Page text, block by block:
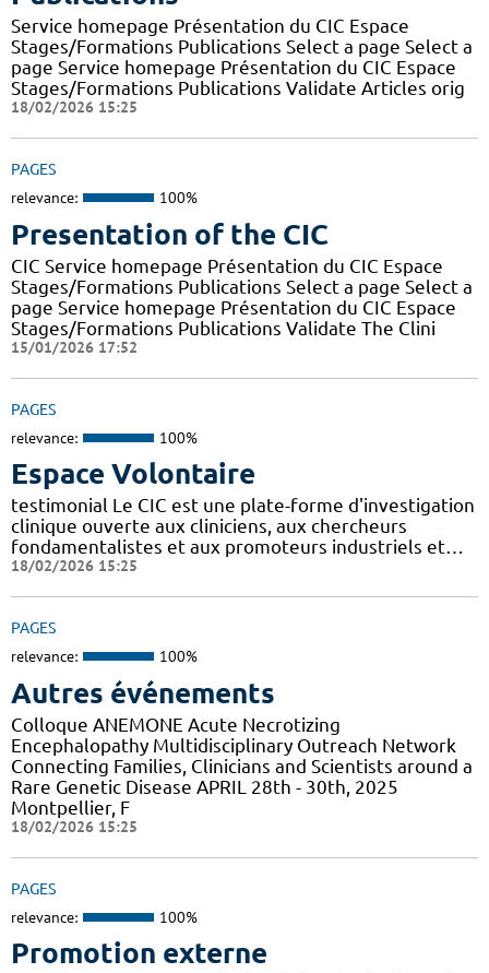
Service homepage Présentation du CIC Espace
Stages/Formations Publications Select a page Select a
page Service homepage Présentation du CIC Espace
Stages/Formations Publications Validate Articles orig
18/02/2026 15:25
PAGES
relevance: 100%
Presentation of the CIC
CIC Service homepage Présentation du CIC Espace
Stages/Formations Publications Select a page Select a
page Service homepage Présentation du CIC Espace
Stages/Formations Publications Validate The Clini
15/01/2026 17:52
PAGES
relevance: 100%
Espace Volontaire
testimonial Le CIC est une plate-forme d'investigation
clinique ouverte aux cliniciens, aux chercheurs
fondamentalistes et aux promoteurs industriels et…
18/02/2026 15:25
PAGES
relevance: 100%
Autres événements
Colloque ANEMONE Acute Necrotizing
Encephalopathy Multidisciplinary Outreach Network
Connecting Families, Clinicians and Scientists around a
Rare Genetic Disease APRIL 28th - 30th, 2025
Montpellier, F
18/02/2026 15:25
PAGES
relevance: 100%
Promotion externe